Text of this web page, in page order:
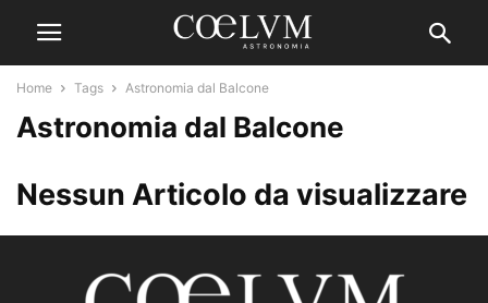
Home Tags Astronomia dal Balcone
Astronomia dal Balcone
Nessun Articolo da visualizzare